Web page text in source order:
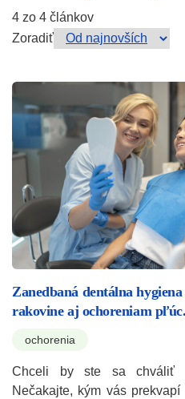
4 zo 4 článkov
Zoradiť
Zanedbaná dentálna
rakovine aj ochoreniam
ochorenia
Chceli by ste sa chváliť
Nečakajte, kým vás